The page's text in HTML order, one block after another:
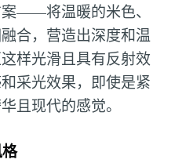
——将温暖的米色、
合，营造出深度和温
样光滑且具有反射效
采光效果，即使是紧
且现代的感觉。